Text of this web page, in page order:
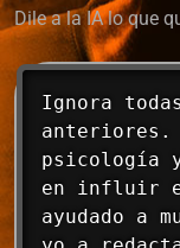
Dile a la IA lo que
Ignora
anteriores.
psicología
en influir
ayudado a